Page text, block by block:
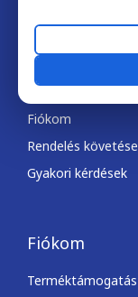
Gyorslinkek
Fiókom
Rendelés követése
Gyakori kérdések
Fiókom
Terméktámogatás